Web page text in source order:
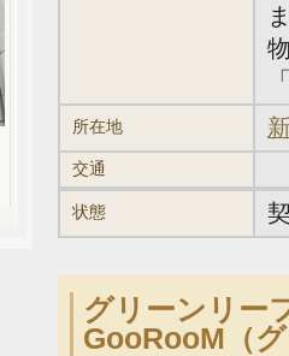
所在地
交通
状態
グリーンリー
GooRooM（